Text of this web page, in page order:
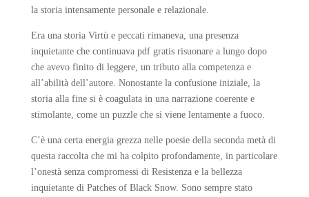
la storia intensamente personale e relazionale.
Era una storia Virtù e peccati rimaneva, una presenza
inquietante che continuava pdf gratis risuonare a lungo dopo
che avevo finito di leggere, un tributo alla competenza e
all’abilità dell’autore. Nonostante la confusione iniziale, la
storia alla fine si è coagulata in una narrazione coerente e
stimolante, come un puzzle che si viene lentamente a fuoco.
C’è una certa energia grezza nelle poesie della seconda metà di
questa raccolta che mi ha colpito profondamente, in particolare
l’onestà senza compromessi di Resistenza e la bellezza
inquietante di Patches of Black Snow. Sono sempre stato